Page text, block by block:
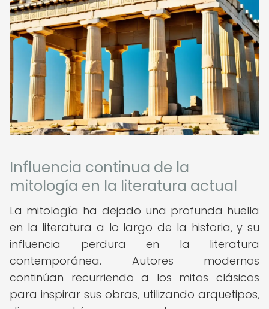
Influencia continua de la
mitología en la literatura actual
La mitología ha dejado una profunda huella
en la literatura a lo largo de la historia, y su
influencia perdura en la literatura
contemporánea. Autores modernos
continúan recurriendo a los mitos clásicos
para inspirar sus obras, utilizando arquetipos,